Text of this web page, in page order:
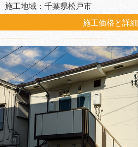
施工地域：千葉県松戸市
施工価格と詳細